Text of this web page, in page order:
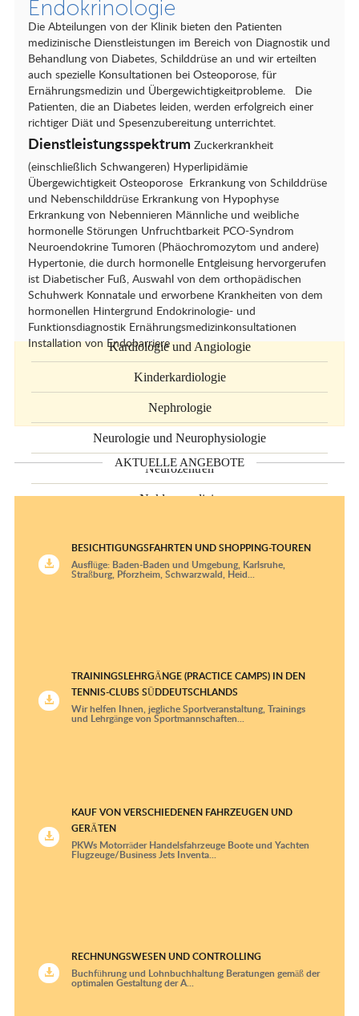
hoch technologischen Zentren mit ökologisch
unbedenklichen Materialien von extra hoher Qualität an.
Das Freiburg-Bad-Krozingen universitäre
Herzzentrum
Dermatologie
Die Kliniken von Kinderonkologie und
Hämatologie
Die Kliniken von Neuropädiatrie und
Muskelerkrankungen
Endokrinologie
Gastroenterologie und Hepatologie
Gynäkologie
Herz-Gefäß-Chirurgie
HNO (Hals-Nasen-Ohren) Erkrankungen
Kardiologie und Angiologie
Kinderkardiologie
Nephrologie
Neurologie und Neurophysiologie
Neurozentren
Nuklearmedizin
Ophthalmologie
Pulmonologie
Radiologische Diagnostik
Endokrinologie
Die Abteilungen von der Klinik bieten den Patienten
medizinische Dienstleistungen im Bereich von Diagnostik und
Behandlung von Diabetes, Schilddrüse an und wir erteilten
auch spezielle Konsultationen bei Osteoporose, für
Ernährungsmedizin und Übergewichtigkeitprobleme. Die
Patienten, die an Diabetes leiden, werden erfolgreich einer
richtiger Diät und Spesenzubereitung unterrichtet.
Dienstleistungsspektrum Zuckerkrankheit
(einschließlich Schwangeren) Hyperlipidämie
Übergewichtigkeit Osteoporose Erkrankung von Schilddrüse
und Nebenschilddrüse Erkrankung von Hypophyse
Erkrankung von Nebennieren Männliche und weibliche
hormonelle Störungen Unfruchtbarkeit PCO-Syndrom
Neuroendokrine Tumoren (Phäochromozytom und andere)
Hypertonie, die durch hormonelle Entgleisung hervorgerufen
ist Diabetischer Fuß, Auswahl von dem orthopädischen
Schuhwerk Konnatale und erworbene Krankheiten von dem
hormonellen Hintergrund Endokrinologie- und
Funktionsdiagnostik Ernährungsmedizinkonsultationen
Installation von Endobarriere
AKTUELLE ANGEBOTE
BESICHTIGUNGSFAHRTEN UND SHOPPING-TOUREN
Ausflüge: Baden-Baden und Umgebung, Karlsruhe,
Straßburg, Pforzheim, Schwarzwald, Heid...
TRAININGSLEHRGÄNGE (PRACTICE CAMPS) IN DEN
TENNIS-CLUBS SÜDDEUTSCHLANDS
Wir helfen Ihnen, jegliche Sportveranstaltung, Trainings
und Lehrgänge von Sportmannschaften...
KAUF VON VERSCHIEDENEN FAHRZEUGEN UND
GERÄTEN
PKWs Motorräder Handelsfahrzeuge Boote und Yachten
Flugzeuge/Business Jets Inventa...
RECHNUNGSWESEN UND CONTROLLING
Buchführung und Lohnbuchhaltung Beratungen gemäß der
optimalen Gestaltung der A...